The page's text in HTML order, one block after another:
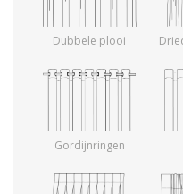
Dubbele plooi
Gordijnringen